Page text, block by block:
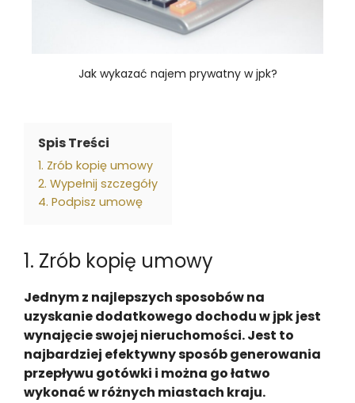
Jak wykazać najem prywatny w jpk?
Spis Treści
1. Zrób kopię umowy
2. Wypełnij szczegóły
4. Podpisz umowę
1. Zrób kopię umowy
Jednym z najlepszych sposobów na
uzyskanie dodatkowego dochodu w jpk jest
wynajęcie swojej nieruchomości. Jest to
najbardziej efektywny sposób generowania
przepływu gotówki i można go łatwo
wykonać w różnych miastach kraju.